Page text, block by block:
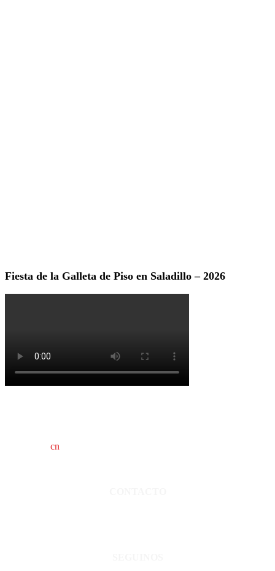
Fiesta de la Galleta de Piso en Saladillo – 2026
cn